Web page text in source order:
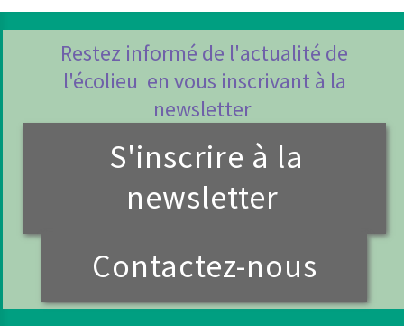
Restez informé de l'actualité de
l'écolieu en vous inscrivant à la
newsletter
S'inscrire à la
newsletter
Contactez-nous